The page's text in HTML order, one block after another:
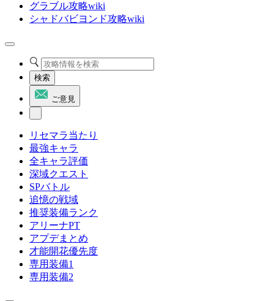
グラブル攻略wiki
シャドバビヨンド攻略wiki
検索
ご意見
リセマラ当たり
最強キャラ
全キャラ評価
深域クエスト
SPバトル
追憶の戦域
推奨装備ランク
アリーナPT
アプデまとめ
才能開花優先度
専用装備1
専用装備2